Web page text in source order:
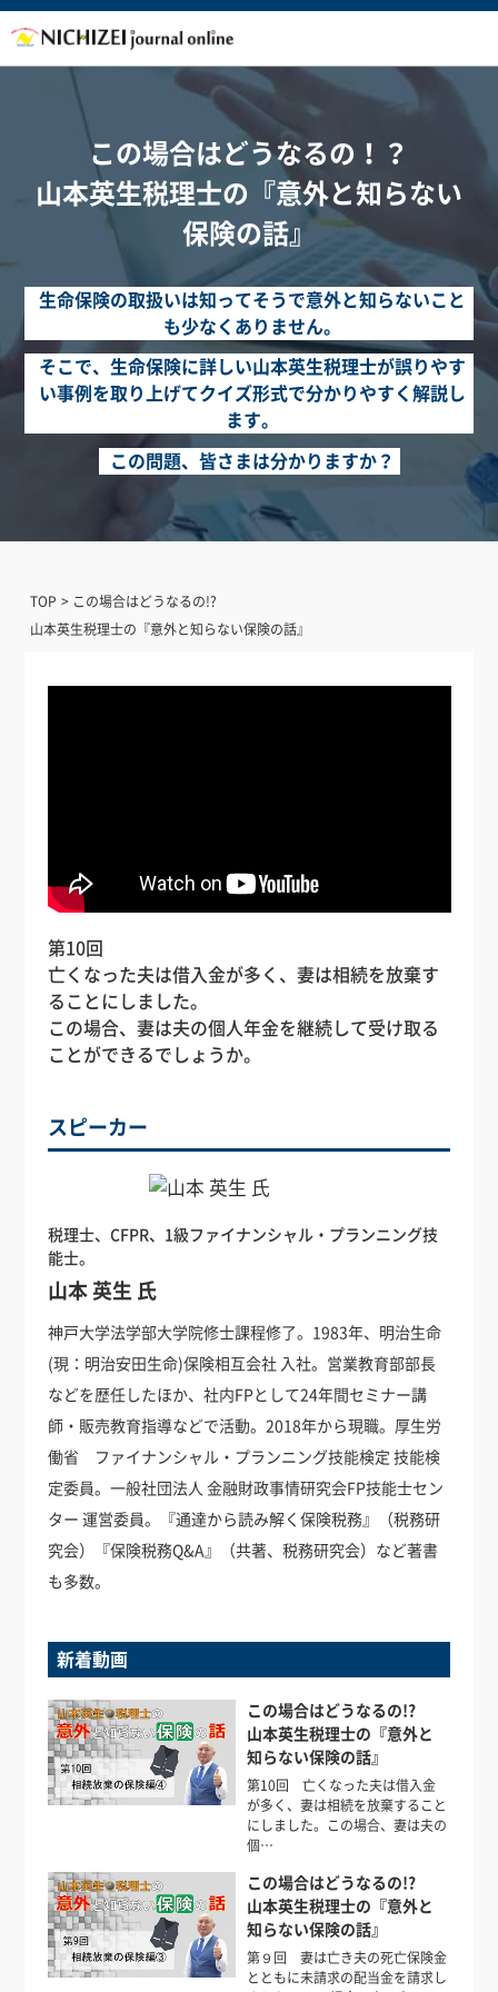
この場合はどうなるの！？
山本英生税理士の『意外と知らない
保険の話』
生命保険の取扱いは知ってそうで意外と知らないこと
も少なくありません。
そこで、生命保険に詳しい山本英生税理士が誤りやす
い事例を取り上げてクイズ形式で分かりやすく解説し
ます。
この問題、皆さまは分かりますか？
TOP この場合はどうなるの!?
山本英生税理士の『意外と知らない保険の話』
第10回
亡くなった夫は借入金が多く、妻は相続を放棄す
ることにしました。
この場合、妻は夫の個人年金を継続して受け取る
ことができるでしょうか。
スピーカー
税理士、CFPR、1級ファイナンシャル・プランニング技
能士。
山本 英生 氏
神戸大学法学部大学院修士課程修了。1983年、明治生命
(現：明治安田生命)保険相互会社 入社。営業教育部部長
などを歴任したほか、社内FPとして24年間セミナー講
師・販売教育指導などで活動。2018年から現職。厚生労
働省 ファイナンシャル・プランニング技能検定 技能検
定委員。一般社団法人 金融財政事情研究会FP技能士セン
ター 運営委員。『通達から読み解く保険税務』（税務研
究会）『保険税務Q&A』（共著、税務研究会）など著書
も多数。
新着動画
この場合はどうなるの!?
山本英生税理士の『意外と
知らない保険の話』
第10回 亡くなった夫は借入金
が多く、妻は相続を放棄すること
にしました。この場合、妻は夫の
個…
この場合はどうなるの!?
山本英生税理士の『意外と
知らない保険の話』
第９回 妻は亡き夫の死亡保険金
とともに未請求の配当金を請求し